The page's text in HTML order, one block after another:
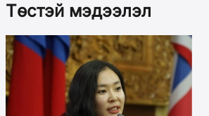
Төстэй мэдээлэл